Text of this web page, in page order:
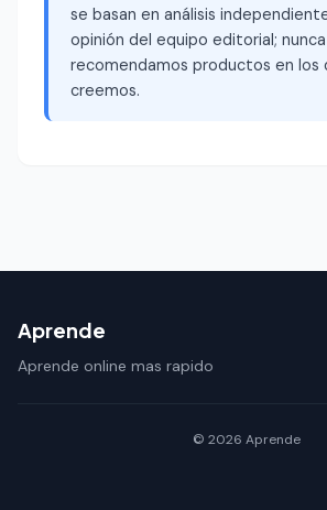
se basan en análisis
opinión del equipo editorial; nunca
recomendamos productos en los
creemos.
Aprende
Aprende online mas rapido
© 2026 Aprende